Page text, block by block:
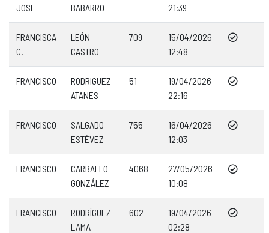
JOSE
BABARRO
21:39
FRANCISCA
C.
LEÓN
CASTRO
709
15/04/2026
12:48
FRANCISCO
RODRIGUEZ
ATANES
51
19/04/2026
22:16
FRANCISCO
SALGADO
ESTÉVEZ
755
16/04/2026
12:03
FRANCISCO
CARBALLO
GONZÁLEZ
4068
27/05/2026
10:08
FRANCISCO
RODRÍGUEZ
LAMA
602
19/04/2026
02:28